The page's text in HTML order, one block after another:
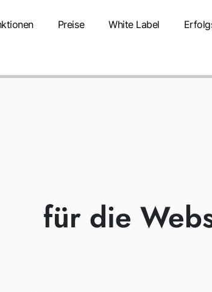
Preise White Label
& Zertifikate
für die